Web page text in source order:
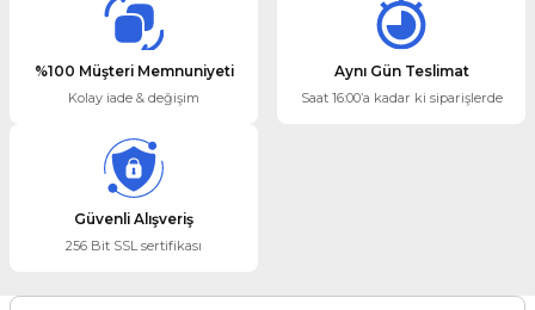
Bu ürüne benzer farklı alternatifler olmalı.
%100 Müşteri Memnuniyeti
Kolay iade & değişim
Aynı Gün Teslimat
Saat 16:00’a kadar ki siparişlerde
Güvenli Alışveriş
256 Bit SSL sertifikası